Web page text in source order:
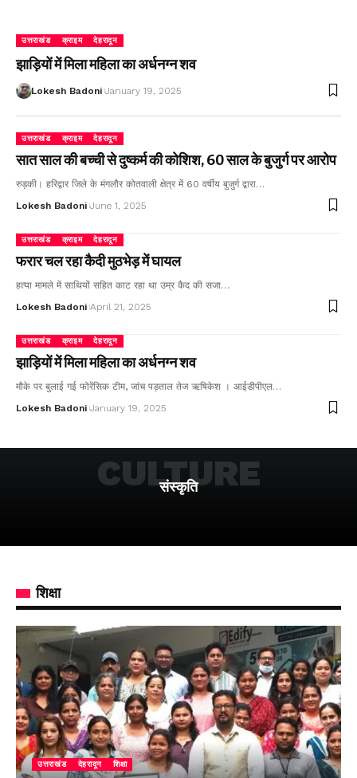
उत्तराखंड क्राइम देहरादून
झाड़ियों में मिला महिला का अर्धनग्न शव
Lokesh Badoni January 19, 2025
उत्तराखंड क्राइम देहरादून
सात साल की बच्ची से दुष्कर्म की कोशिश, 60 साल के बुजुर्ग पर आरोप
रुड़की। हरिद्वार जिले के मंगलौर कोतवाली क्षेत्र में 60 वर्षीय बुजुर्ग द्वारा…
Lokesh Badoni June 1, 2025
उत्तराखंड क्राइम देहरादून
फरार चल रहा कैदी मुठभेड़ में घायल
हत्या मामले में साथियों सहित काट रहा था उम्र कैद की सजा…
Lokesh Badoni April 21, 2025
उत्तराखंड क्राइम देहरादून
झाड़ियों में मिला महिला का अर्धनग्न शव
मौके पर बुलाई गई फोरेंसिक टीम, जांच पड़ताल तेज ऋषिकेश । आईडीपीएल…
Lokesh Badoni January 19, 2025
संस्कृति
CULTURE
शिक्षा
उत्तराखंड देहरादून शिक्षा